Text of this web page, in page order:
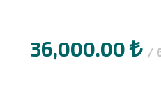
36,000.00 /